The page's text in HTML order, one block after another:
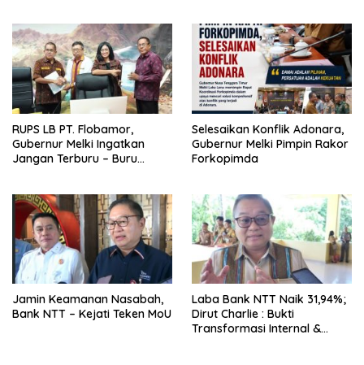
RUPS LB PT. Flobamor,
Gubernur Melki Ingatkan
Jangan Terburu – Buru
Selesaikan Konflik Adonara,
Gubernur Melki Pimpin Rakor
Forkopimda
Jamin Keamanan Nasabah,
Bank NTT – Kejati Teken MoU
Laba Bank NTT Naik 31,94%;
Dirut Charlie : Bukti
Transformasi Internal &